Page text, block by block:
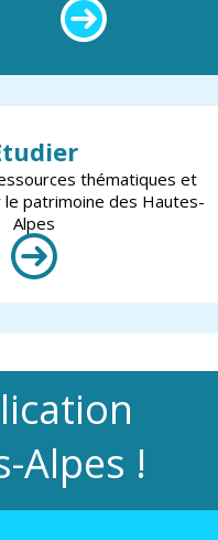
thématiques et
patrimoine des Hautes-
Alpes
Alpes !